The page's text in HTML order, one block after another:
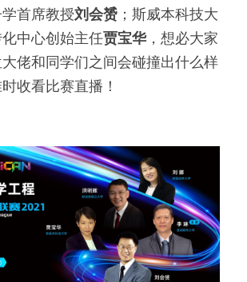
首席教授刘会赟 ；斯威本科技大
中心创始主任贾宝华，想必大家
佬和同学们之间会碰撞出什么样
收看比赛直播！